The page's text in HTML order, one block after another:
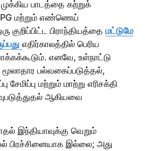
முக்கிய பாடத்தை கற்றுக்
மற்றும் எண்ணெய்
குறிப்பிட்ட பிராந்தியத்தை மட்டுமே
எதிர்காலத்தில் பெரிய
எனவே, உள்நாட்டு
மூலாதார பல்வகைப்படுத்தல்,
சேமிப்பு மற்றும் மாற்று எரிசக்தி
ஆகியவை
இந்தியாவுக்கு வெறும்
பிரச்சினையாக இல்லை; அது